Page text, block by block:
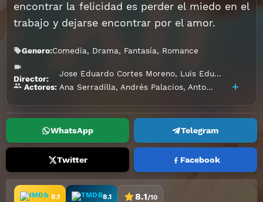
encontrar la felicidad es perder el miedo en el
trabajo y dejarse encontrar por el amor.
Genero:Comedia, Drama, Fantasía, Romance
Director:
Jose Eduardo Cortes Moreno, Luis Eduardo Reyes
Actores: Ana Serradilla, Andrés Palacios, Antonio de la Vega
WhatsApp Telegram
Twitter Facebook
8.1 8.1 8.1/10